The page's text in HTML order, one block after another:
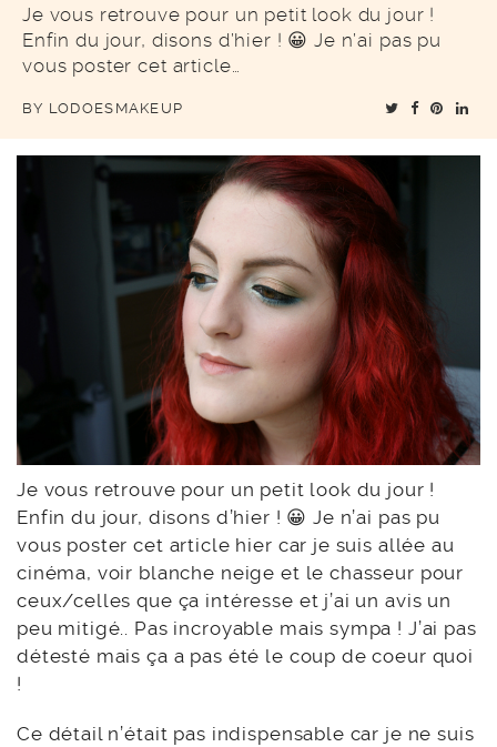
Je vous retrouve pour un petit look du jour !
Enfin du jour, disons d’hier ! 😀 Je n’ai pas pu
vous poster cet article…
BY LODOESMAKEUP
Je vous retrouve pour un petit look du jour !
Enfin du jour, disons d’hier ! 😀 Je n’ai pas pu
vous poster cet article hier car je suis allée au
cinéma, voir blanche neige et le chasseur pour
ceux/celles que ça intéresse et j’ai un avis un
peu mitigé.. Pas incroyable mais sympa ! J’ai pas
détesté mais ça a pas été le coup de coeur quoi
!
Ce détail n’était pas indispensable car je ne suis